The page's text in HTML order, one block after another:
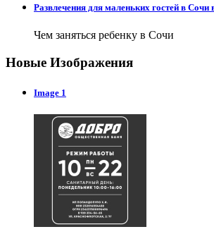
Развлечения для маленьких гостей в Сочи
Чем заняться ребенку в Сочи
Новые Изображения
Image 1